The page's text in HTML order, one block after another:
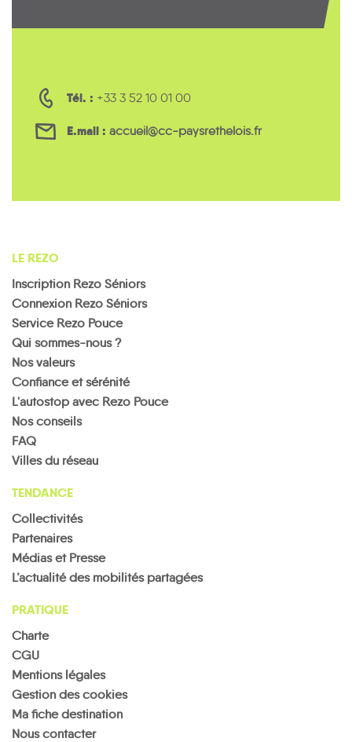
Tél. : +33 3 52 10 01 00
E.mail : accueil@cc-paysrethelois.fr
LE REZO
Inscription Rezo Séniors
Connexion Rezo Séniors
Service Rezo Pouce
Qui sommes-nous ?
Nos valeurs
Confiance et sérénité
L'autostop avec Rezo Pouce
Nos conseils
FAQ
Villes du réseau
TENDANCE
Collectivités
Partenaires
Médias et Presse
L’actualité des mobilités partagées
PRATIQUE
Charte
CGU
Mentions légales
Gestion des cookies
Ma fiche destination
Nous contacter